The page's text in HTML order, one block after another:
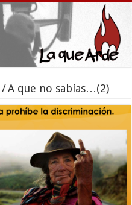
/A que no sabías…(2)